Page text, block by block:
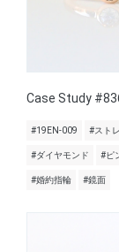
Case Study
#19EN-009 #スト
#ダイヤモンド #ピ
#婚約指輪 #鏡面